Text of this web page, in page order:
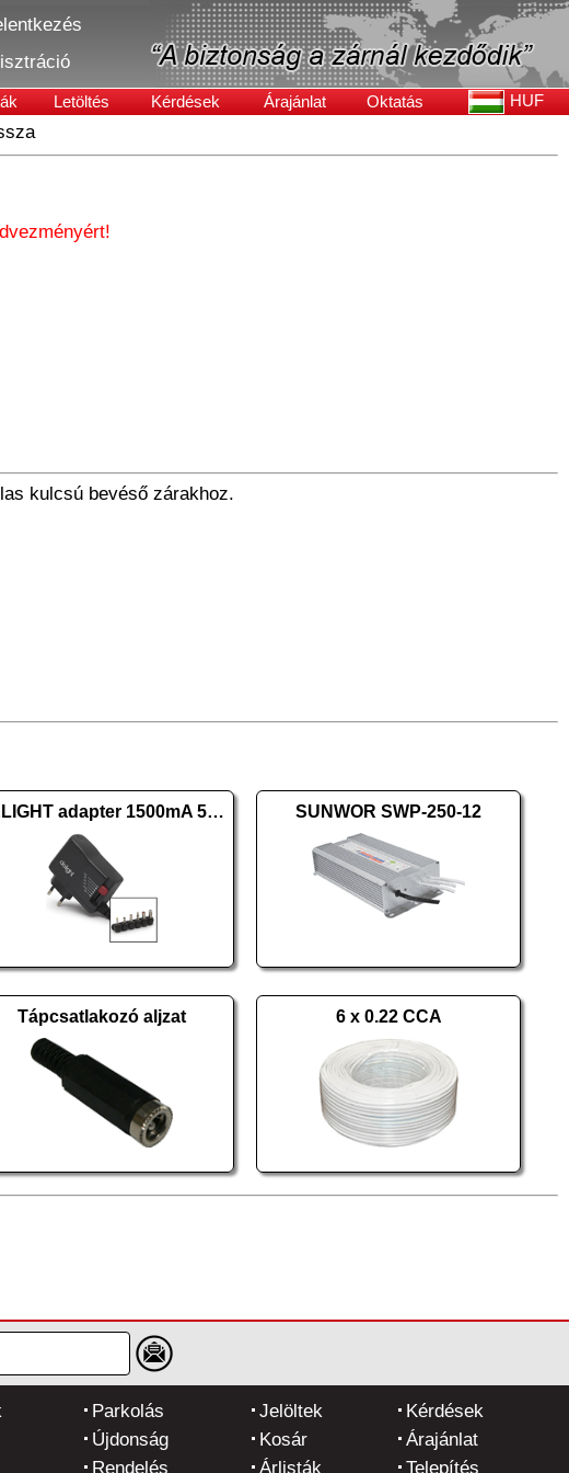
Letöltés Kérdések Árajánlat Oktatás HUF
kulcsú bevéső zárakhoz.
DELIGHT adapter 1500mA 55056B SUNWOR SWP-250-12
Tápcsatlakozó aljzat 6 x 0.22 CCA
Parkolás
Újdonság
Rendelés
Jelöltek
Kosár
Árlisták
Kérdések
Árajánlat
Telepítés